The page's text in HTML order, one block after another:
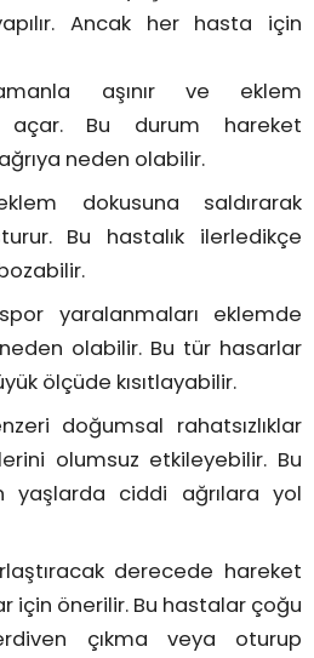
Ancak her hasta için
aşınır ve eklem
açar. Bu durum hareket
ağrıya neden olabilir.
dokusuna saldırarak
Bu hastalık ilerledikçe
yaralanmaları eklemde
olabilir. Bu tür hasarlar
ölçüde kısıtlayabilir.
doğumsal rahatsızlıklar
olumsuz etkileyebilir. Bu
yaşlarda ciddi ağrılara yol
derecede hareket
için önerilir. Bu hastalar çoğu
çıkma veya oturup